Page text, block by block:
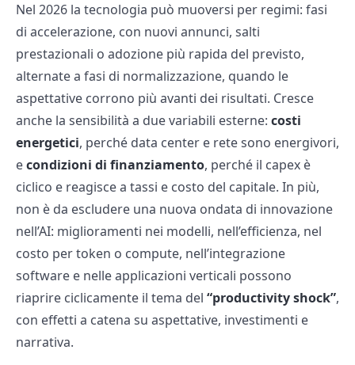
Nel 2026 la tecnologia può muoversi per regimi: fasi
di accelerazione, con nuovi annunci, salti
prestazionali o adozione più rapida del previsto,
alternate a fasi di normalizzazione, quando le
aspettative corrono più avanti dei risultati. Cresce
anche la sensibilità a due variabili esterne: costi
energetici, perché data center e rete sono energivori,
econdizioni di finanziamento, perché il capex è
ciclico e reagisce a tassi e costo del capitale. In più,
non è da escludere una nuova ondata di innovazione
nell’AI: miglioramenti nei modelli, nell’efficienza, nel
costo per token o compute, nell’integrazione
software e nelle applicazioni verticali possono
riaprire ciclicamente il tema del “productivity shock”,
con effetti a catena su aspettative, investimenti e
narrativa.